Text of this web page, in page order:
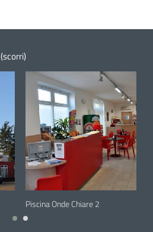
(scorri)
6 June 2023
Piscina Onde Chiare 2